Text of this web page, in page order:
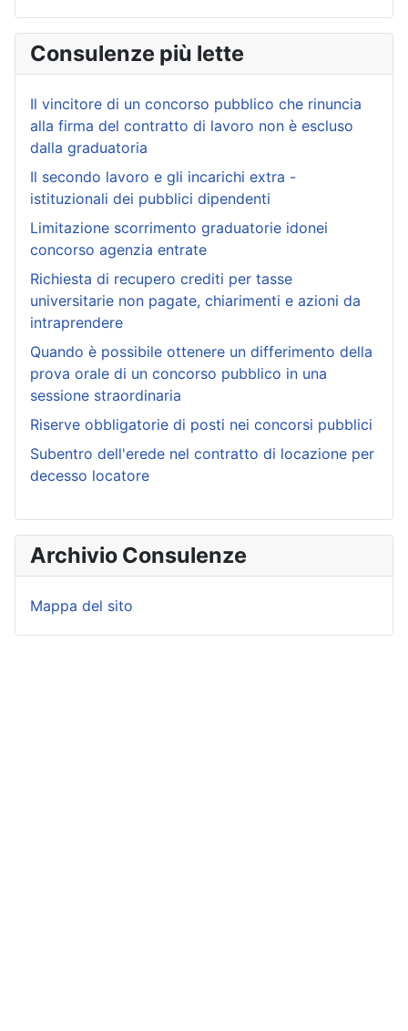
Consulenze più lette
Il vincitore di un concorso pubblico che rinuncia
alla firma del contratto di lavoro non è escluso
dalla graduatoria
Il secondo lavoro e gli incarichi extra -
istituzionali dei pubblici dipendenti
Limitazione scorrimento graduatorie idonei
concorso agenzia entrate
Richiesta di recupero crediti per tasse
universitarie non pagate, chiarimenti e azioni da
intraprendere
Quando è possibile ottenere un differimento della
prova orale di un concorso pubblico in una
sessione straordinaria
Riserve obbligatorie di posti nei concorsi pubblici
Subentro dell'erede nel contratto di locazione per
decesso locatore
Archivio Consulenze
Mappa del sito